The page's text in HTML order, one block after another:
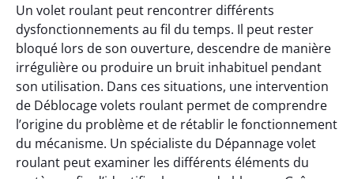
Un volet roulant peut rencontrer différents
dysfonctionnements au fil du temps. Il peut rester
bloqué lors de son ouverture, descendre de manière
irrégulière ou produire un bruit inhabituel pendant
son utilisation. Dans ces situations, une intervention
de Déblocage volets roulant permet de comprendre
l’origine du problème et de rétablir le fonctionnement
du mécanisme. Un spécialiste du Dépannage volet
roulant peut examiner les différents éléments du